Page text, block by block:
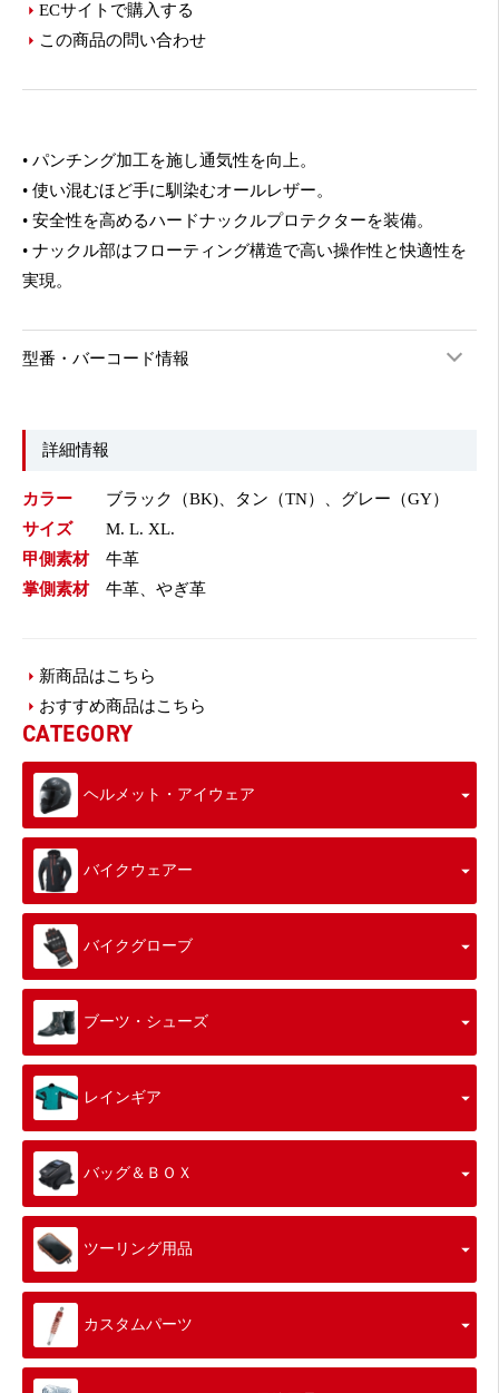
ECサイトで購入する
この商品の問い合わせ
• パンチング加工を施し通気性を向上。
• 使い混むほど手に馴染むオールレザー。
• 安全性を高めるハードナックルプロテクターを装備。
• ナックル部はフローティング構造で高い操作性と快適性を
実現。
型番・バーコード情報
詳細情報
カラー
ブラック（BK)、タン（TN）、グレー（GY）
サイズ
M. L. XL.
甲側素材
牛革
掌側素材
牛革、やぎ革
新商品はこちら
おすすめ商品はこちら
CATEGORY
ヘルメット・アイウェア
バイクウェアー
バイクグローブ
ブーツ・シューズ
レインギア
バッグ＆ＢＯＸ
ツーリング用品
カスタムパーツ